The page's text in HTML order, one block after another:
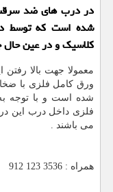
در درب های ضد سرقت
شده است كه توسط
كلاسیك و در عین حال
معمولا جهت بالا
ورق کامل فلزی با
شده است و با توجه
فلزی داخل درب این
می باشند .
همراه : 3536 123 912